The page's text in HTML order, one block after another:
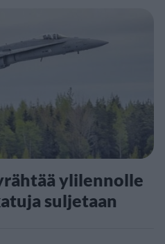
ylilennolle
suljetaan